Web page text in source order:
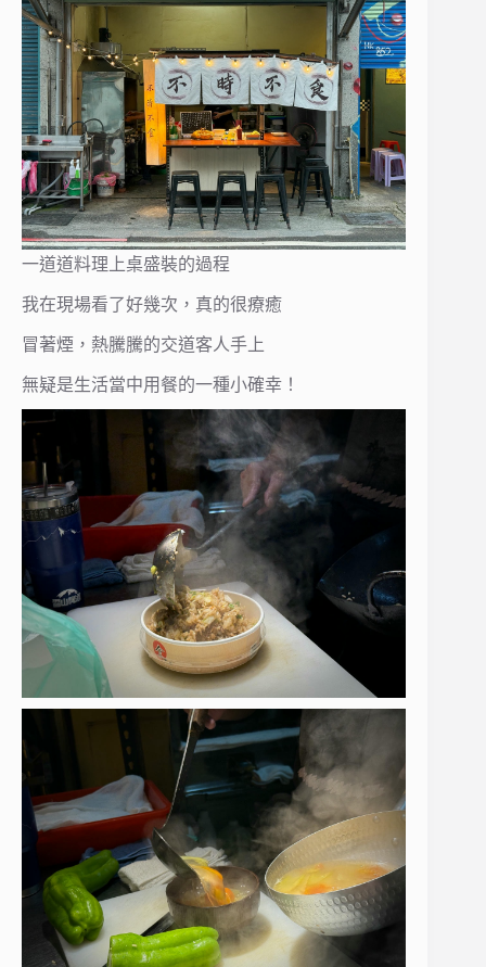
一道道料理上桌盛裝的過程
我在現場看了好幾次，真的很療癒
冒著煙，熱騰騰的交道客人手上
無疑是生活當中用餐的一種小確幸！